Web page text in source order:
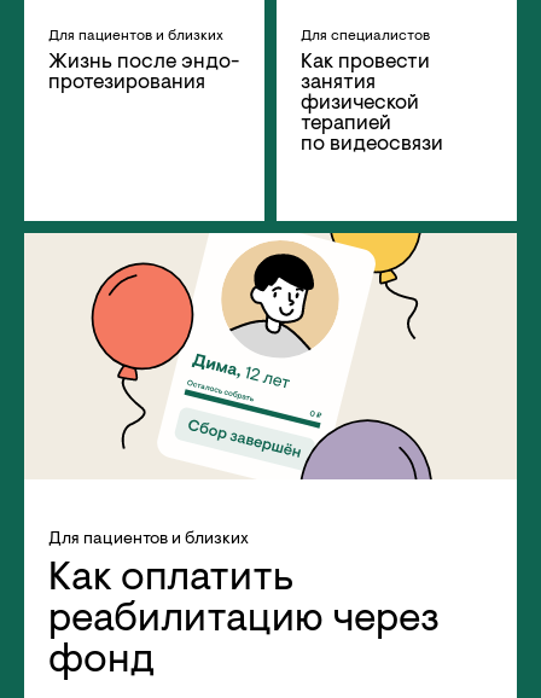
Жизнь после эндо­
протези­рования
Для пациентов и близких
Как оплатить
реабилитацию через
фонд
Для пациентов и близких
Как провести
занятия
физической
терапией
по видеосвязи
Для специалистов